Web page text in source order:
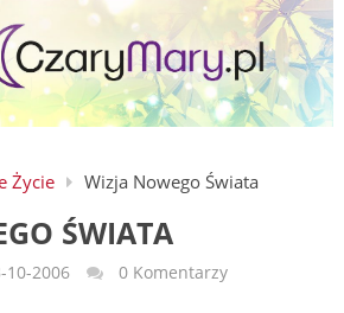
Życie Wizja Nowego Świata
ŚWIATA
10-2006
0 Komentarzy